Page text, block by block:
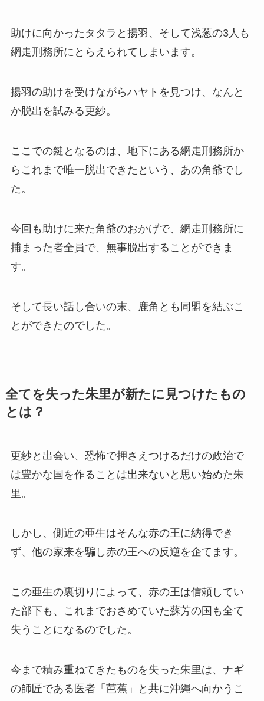
助けに向かったタタラと揚羽、そして浅葱の3人も
網走刑務所にとらえられてしまいます。
揚羽の助けを受けながらハヤトを見つけ、なんと
か脱出を試みる更紗。
ここでの鍵となるのは、地下にある網走刑務所か
らこれまで唯一脱出できたという、あの角爺でし
た。
今回も助けに来た角爺のおかげで、網走刑務所に
捕まった者全員で、無事脱出することができま
す。
そして長い話し合いの末、鹿角とも同盟を結ぶこ
とができたのでした。
全てを失った朱里が新たに見つけたもの
とは？
更紗と出会い、恐怖で押さえつけるだけの政治で
は豊かな国を作ることは出来ないと思い始めた朱
里。
しかし、側近の亜生はそんな赤の王に納得でき
ず、他の家来を騙し赤の王への反逆を企てます。
この亜生の裏切りによって、赤の王は信頼してい
た部下も、これまでおさめていた蘇芳の国も全て
失うことになるのでした。
今まで積み重ねてきたものを失った朱里は、ナギ
の師匠である医者「芭蕉」と共に沖縄へ向かうこ